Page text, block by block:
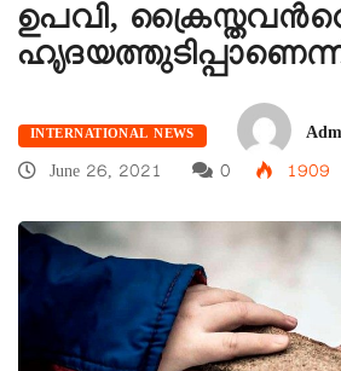
ഉപവി,
ഹൃദയത്തുടിപ്പാണെന്ന്
INTERNATIONAL NEWS
June 26, 2021
0 1909